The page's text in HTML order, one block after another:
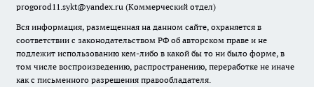
progorod11.sykt@yandex.ru (Коммерческий отдел)
Вся информация, размещенная на данном сайте, охраняется в
соответствии с законодательством РФ об авторском праве и не
подлежит использованию кем-либо в какой бы то ни было форме, в
том числе воспроизведению, распространению, переработке не иначе
как с письменного разрешения правообладателя.